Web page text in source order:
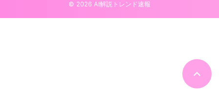
© 2026 AI解説トレンド速報